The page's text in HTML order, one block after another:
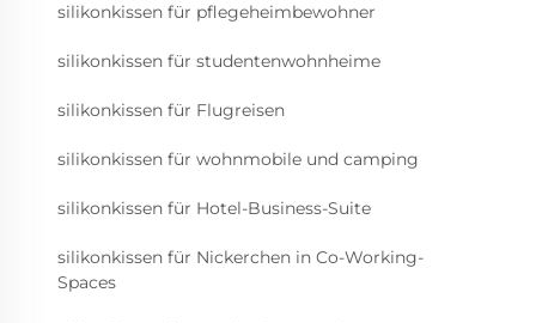
silikonkissen für pflegeheimbewohner
silikonkissen für studentenwohnheime
silikonkissen für Flugreisen
silikonkissen für wohnmobile und camping
silikonkissen für Hotel-Business-Suite
silikonkissen für Nickerchen in Co-Working-
Spaces